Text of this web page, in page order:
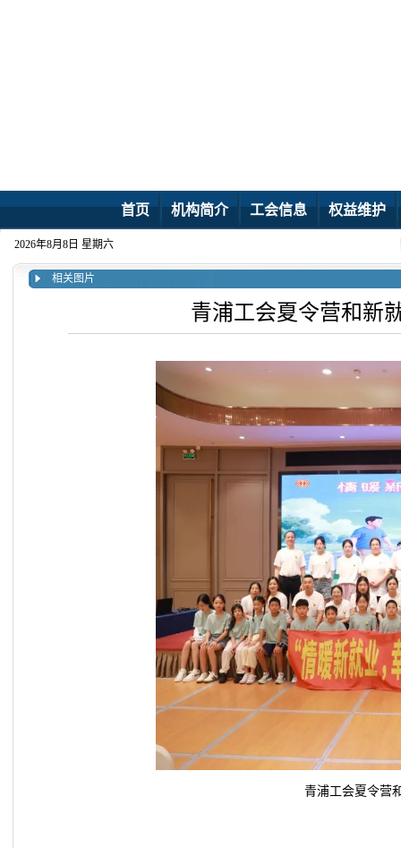
首页 机构简介 工会信息 权益维护
2026年8月8日 星期六
相关图片
青浦工会夏令营和新
青浦工会夏令营